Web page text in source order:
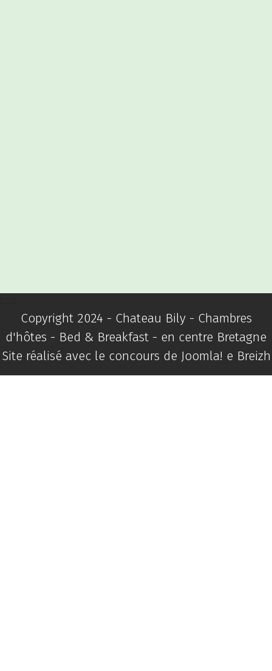
Copyright 2024 - Chateau Bily - Chambres
d'hôtes - Bed & Breakfast - en centre Bretagne
Site réalisé avec le concours de Joomla! e Breizh